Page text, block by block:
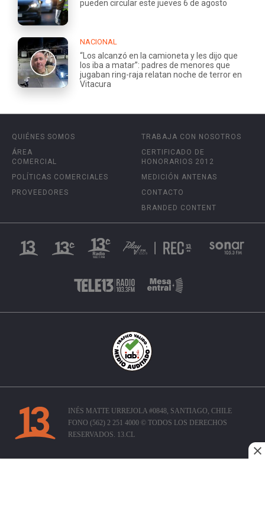
pueden circular este jueves 6 de agosto
NACIONAL
“Los alcanzó en la camioneta y les dijo que
los iba a matar”: padres de menores que
jugaban ring-raja relatan noche de terror en
Vitacura
QUIÉNES SOMOS
ÁREA
COMERCIAL
POLÍTICAS COMERCIALES
PROVEEDORES
TRABAJA CON NOSOTROS
CERTIFICADO DE
HONORARIOS 2012
MEDICIÓN ANTENAS
CONTACTO
BRANDED CONTENT
INÉS MATTE URREJOLA #0848, SANTIAGO, CHILE
FONO (562) 2 251 4000 © TODOS LOS DERECHOS
RESERVADOS. 13.CL